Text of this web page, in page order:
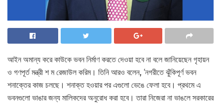
আইন অমান্য করে কাউকে ভবন নির্মাণ করতে দেওয়া হবে না বলে জানিয়েছেন গৃহায়ন
ও গণপূর্ত মন্ত্রী শ ম রেজাউল করিম। তিনি আরও বলেন, ‘নগরীতে ঝুঁকিপূর্ণ ভবন
শনাক্তের কাজ চলছে। শনাক্ত হওয়ার পর এগুলো ভেঙে ফেলা হবে। প্রথমে এ
ভবনগুলো ভাঙার জন্য মালিকদের অনুরোধ করা হবে। তারা নিজেরা না ভাঙলে সরকারের